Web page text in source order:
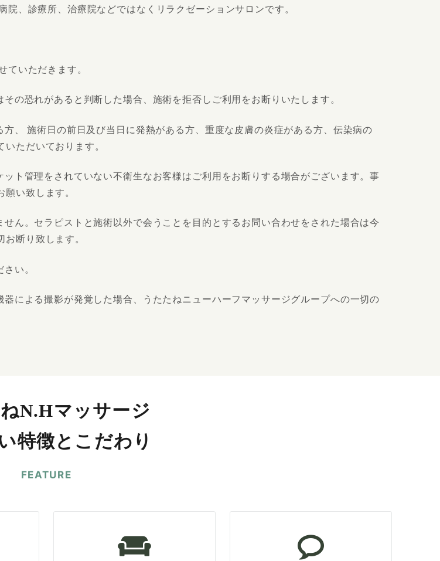
、診療所、治療院などではなくリラクゼーションサロンです。
ていただきます。
の恐れがあると判断した場合、施術を拒否しご利用をお断りいたします。
、 施術日の前日及び当日に発熱がある方、重度な皮膚の炎症がある方、伝染病の
ただいております。
ト管理をされていない不衛生なお客様はご利用をお断りする場合がございます。事
い致します。
ん。セラピストと施術以外で会うことを目的とするお問い合わせをされた場合は今
断り致します。
い。
による撮影が発覚した場合、うたたねニューハーフマッサージグループへの一切の
N.Hマッサージ
特徴とこだわり
FEATURE